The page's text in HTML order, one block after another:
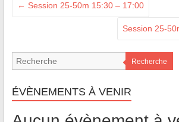
← Session 25-50m 15:30 – 17:00
Session 25-
Recherche
ÉVÈNEMENTS À VENIR